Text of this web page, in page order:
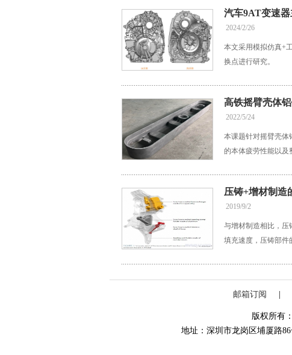
汽车9AT变速
2024/2/26
本文采用模拟仿真+
换点进行研究。
高铁摇臂壳体
2022/5/24
本课题针对摇臂壳体
的本体疲劳性能以及
压铸+增材制造
2019/9/2
与增材制造相比，压
填充速度，压铸部件
邮箱订阅
版权所有
地址：深圳市龙岗区埔厦路86